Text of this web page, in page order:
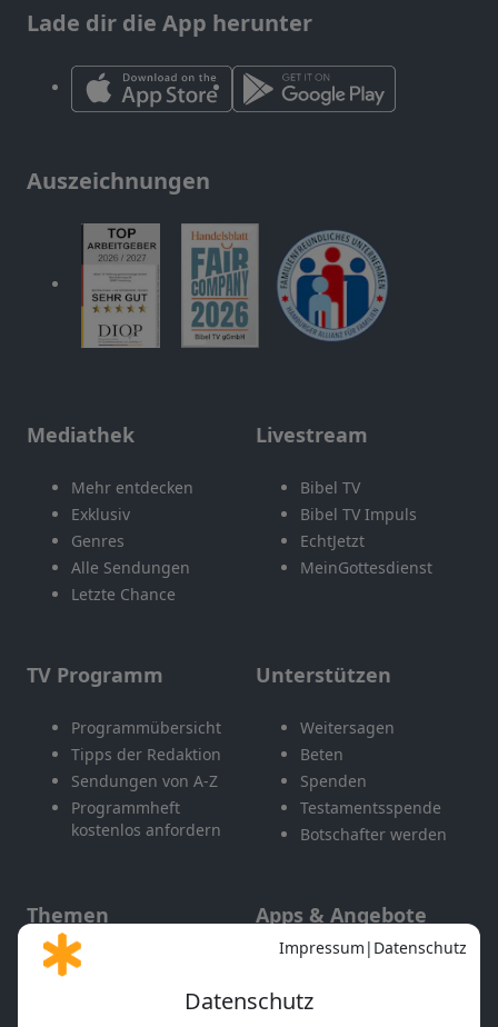
Lade dir die App herunter
Auszeichnungen
Mediathek
Mehr entdecken
Exklusiv
Genres
Alle Sendungen
Letzte Chance
Livestream
Bibel TV
Bibel TV Impuls
EchtJetzt
MeinGottesdienst
TV Programm
Programmübersicht
Tipps der Redaktion
Sendungen von A-Z
Programmheft
kostenlos anfordern
Unterstützen
Weitersagen
Beten
Spenden
Testamentsspende
Botschafter werden
Themen
Gott und Bibel erklärt
Apps & Angebote
Mobile App